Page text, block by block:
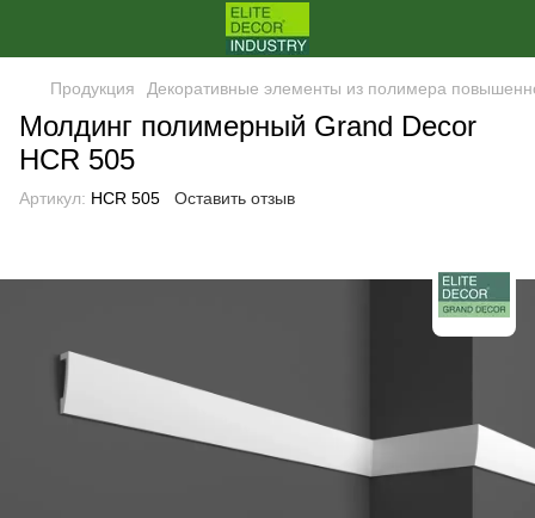
Продукция Декоративные элементы из полимера
Молдинг полимерный Grand Decor
HCR 505
Артикул: HCR 505 Оставить отзыв